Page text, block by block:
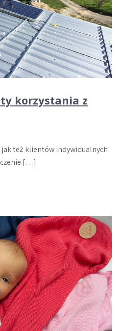
korzystania z
jak też klientów indywidualnych
[…]